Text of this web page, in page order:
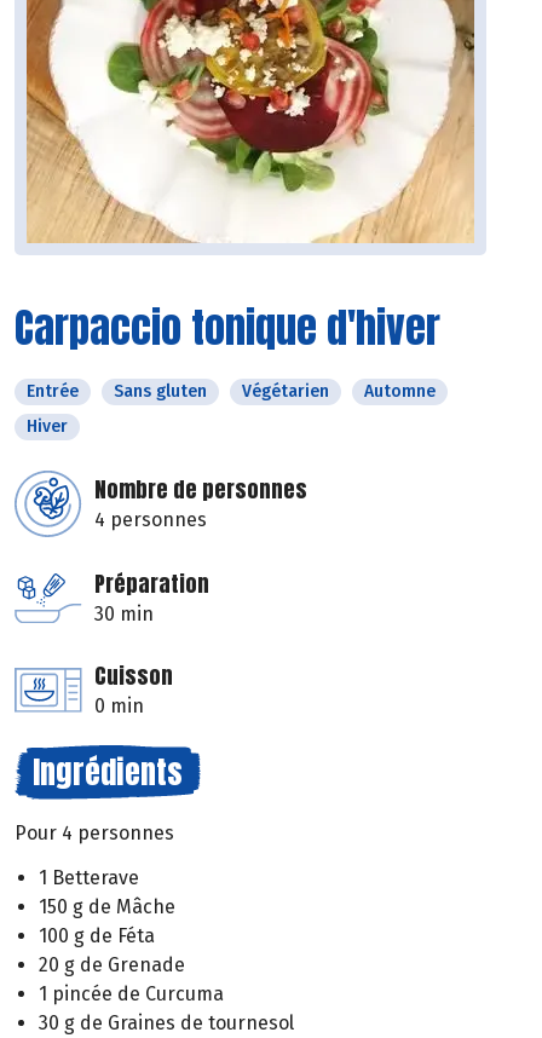
Carpaccio tonique d'hiver
Entrée Sans gluten Végétarien
Automne
Hiver
Nombre de personnes
4 personnes
Préparation
30 min
Cuisson
0 min
Ingrédients
Pour 4 personnes
1 Betterave
150 g de Mâche
100 g de Féta
20 g de Grenade
1 pincée de Curcuma
30 g de Graines de tournesol